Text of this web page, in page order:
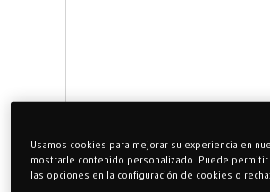
POSTURA DE DESCANSO
Usamos cookies para mejorar su experiencia en
mostrarle contenido personalizado. Puede
las opciones en la configuración de cookies o